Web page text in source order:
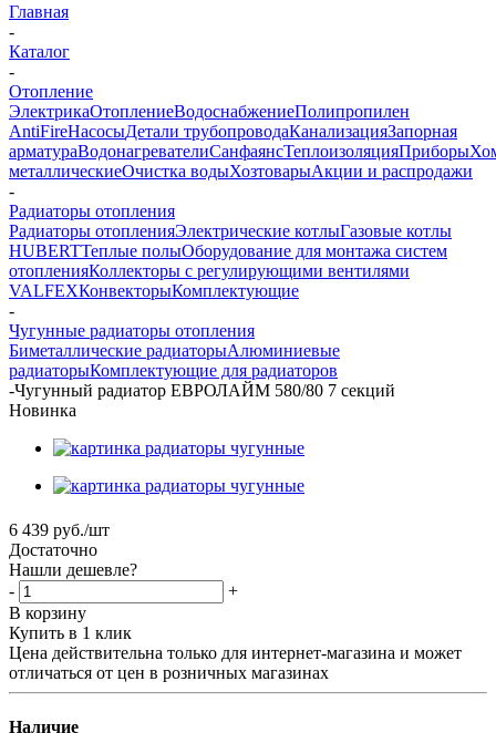
Главная
-
Каталог
-
Отопление
ЭлектрикаОтоплениеВодоснабжениеПолипропилен
AntiFireНасосыДетали трубопроводаКанализацияЗапорная
арматураВодонагревателиСанфаянсТеплоизоляцияПриборы
металлическиеОчистка водыХозтоварыАкции и распродажи
-
Радиаторы отопления
Радиаторы отопленияЭлектрические котлыГазовые котлы
HUBERTТеплые полыОборудование для монтажа систем
отопленияКоллекторы с регулирующими вентилями
VALFEXКонвекторыКомплектующие
-
Чугунные радиаторы отопления
Биметаллические радиаторыАлюминиевые
радиаторыКомплектующие для радиаторов
-Чугунный радиатор ЕВРОЛАЙМ 580/80 7 секций
Новинка
6 439 руб./шт
Достаточно
Нашли дешевле?
-
+
В корзину
Купить в 1 клик
Цена действительна только для интернет-магазина и может
отличаться от цен в розничных магазинах
Наличие